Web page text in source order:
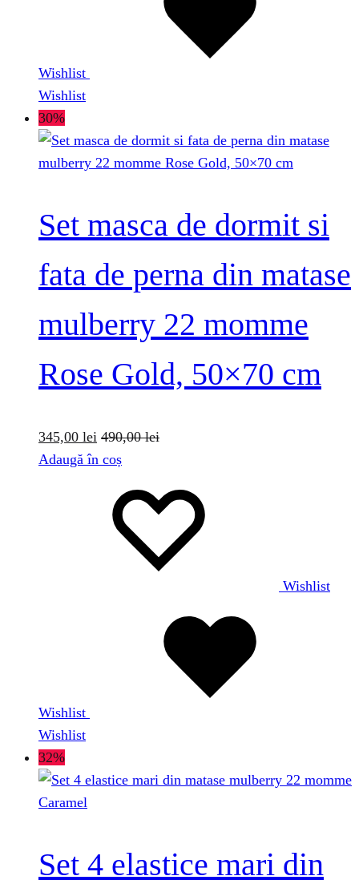
Wishlist
Wishlist
30%
Set masca de dormit si
fata de perna din matase
mulberry 22 momme
Rose Gold, 50×70 cm
345,00 lei 490,00lei
Adaugă în coș
Wishlist
Wishlist
Wishlist
32%
Set 4 elastice mari din